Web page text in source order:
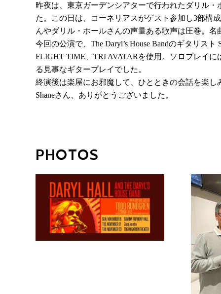
昨夜は、東京ガーデンシアターで行われたダリル
た。この日は、コーネリアスがゲスト参加し3部構
んやダリル・ホールさんの声量ある歌声は圧巻。
今回の公演で、The Daryl’s House Bandのギタリス
FLIGHT TIME、TRI AVATARを使用。ソロプレイ
る見事なギタープレイでした。
終演後は楽屋にお邪魔して、ひとときの会話を楽し
Shaneさん、ありがとうございました。
PHOTOS